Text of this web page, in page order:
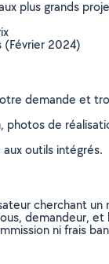
plus grands
(Février 2024)
demande et
de
outils intégrés.
cherchant
demandeur, et
ni frais